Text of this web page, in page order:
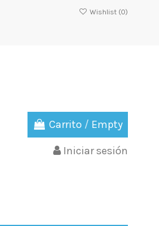
Wishlist (0)
Carrito / Empty
Iniciar sesión